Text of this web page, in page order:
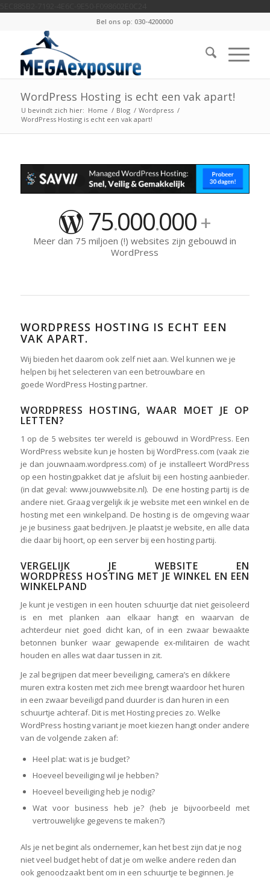
Bel ons op: 030-4200000
WordPress Hosting is echt een vak apart!
U bevindt zich hier: Home / Blog / Wordpress /
WordPress Hosting is echt een vak apart!
75.000.000+
Meer dan 75 miljoen (!) websites zijn gebouwd in
WordPress
WORDPRESS HOSTING IS ECHT EEN
VAK APART.
Wij bieden het daarom ook zelf niet aan. Wel kunnen we je
helpen bij het selecteren van een betrouwbare en
goede WordPress Hosting partner.
WORDPRESS HOSTING, WAAR MOET JE OP
LETTEN?
1 op de 5 websites ter wereld is gebouwd in WordPress. Een
WordPress website kun je hosten bij WordPress.com (vaak zie
je dan jouwnaam.wordpress.com) of je installeert WordPress
op een hostingpakket dat je afsluit bij een hosting aanbieder.
(in dat geval: www.jouwwebsite.nl). De ene hosting partij is de
andere niet. Graag vergelijk ik je website met een winkel en de
hosting met een winkelpand. De hosting is de omgeving waar
je je business gaat bedrijven. Je plaatst je website, en alle data
die daar bij hoort, op een server bij een hosting partij.
VERGELIJK JE WEBSITE EN
WORDPRESS HOSTING MET JE WINKEL EN EEN
WINKELPAND
Je kunt je vestigen in een houten schuurtje dat niet geisoleerd
is en met planken aan elkaar hangt en waarvan de
achterdeur niet goed dicht kan, of in een zwaar bewaakte
betonnen bunker waar gewapende ex-militairen de wacht
houden en alles wat daar tussen in zit.
Je zal begrijpen dat meer beveiliging, camera’s en dikkere
muren extra kosten met zich mee brengt waardoor het huren
in een zwaar beveiligd pand duurder is dan huren in een
schuurtje achteraf. Dit is met Hosting precies zo. Welke
WordPress hosting variant je moet kiezen hangt onder andere
van de volgende zaken af:
Heel plat: wat is je budget?
Hoeveel beveiliging wil je hebben?
Hoeveel beveiliging heb je nodig?
Wat voor business heb je? (heb je bijvoorbeeld met
vertrouwelijke gegevens te maken?)
Als je net begint als ondernemer, kan het best zijn dat je nog
niet veel budget hebt of dat je om welke andere reden dan
ook genoodzaakt bent om in een schuurtje te beginnen. Je